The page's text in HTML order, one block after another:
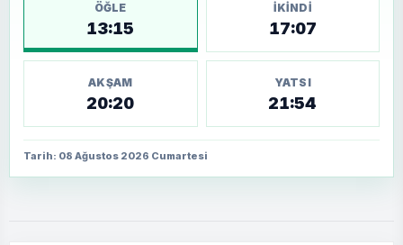
ÖĞLE
13:15
İKINDI
17:07
AKŞAM
20:20
YATSI
21:54
Tarih: 08 Ağustos 2026 Cumartesi